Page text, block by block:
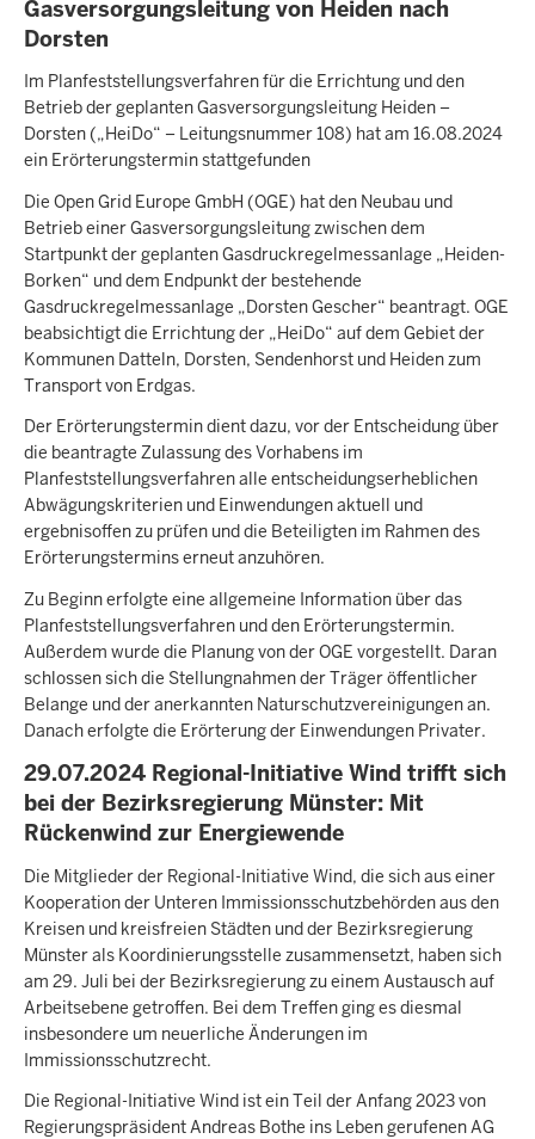
Gasversorgungsleitung von Heiden nach
Dorsten
Im Planfeststellungsverfahren für die Errichtung und den
Betrieb der geplanten Gasversorgungsleitung Heiden –
Dorsten („HeiDo“ – Leitungsnummer 108) hat am 16.08.2024
ein Erörterungstermin stattgefunden
Die Open Grid Europe GmbH (OGE) hat den Neubau und
Betrieb einer Gasversorgungsleitung zwischen dem
Startpunkt der geplanten Gasdruckregelmessanlage „Heiden-
Borken“ und dem Endpunkt der bestehende
Gasdruckregelmessanlage „Dorsten Gescher“ beantragt. OGE
beabsichtigt die Errichtung der „HeiDo“ auf dem Gebiet der
Kommunen Datteln, Dorsten, Sendenhorst und Heiden zum
Transport von Erdgas.
Der Erörterungstermin dient dazu, vor der Entscheidung über
die beantragte Zulassung des Vorhabens im
Planfeststellungsverfahren alle entscheidungserheblichen
Abwägungskriterien und Einwendungen aktuell und
ergebnisoffen zu prüfen und die Beteiligten im Rahmen des
Erörterungstermins erneut anzuhören.
Zu Beginn erfolgte eine allgemeine Information über das
Planfeststellungsverfahren und den Erörterungstermin.
Außerdem wurde die Planung von der OGE vorgestellt. Daran
schlossen sich die Stellungnahmen der Träger öffentlicher
Belange und der anerkannten Naturschutzvereinigungen an.
Danach erfolgte die Erörterung der Einwendungen Privater.
29.07.2024 Regional-Initiative Wind trifft sich
bei der Bezirksregierung Münster: Mit
Rückenwind zur Energiewende
Die Mitglieder der Regional-Initiative Wind, die sich aus einer
Kooperation der Unteren Immissionsschutzbehörden aus den
Kreisen und kreisfreien Städten und der Bezirksregierung
Münster als Koordinierungsstelle zusammensetzt, haben sich
am 29. Juli bei der Bezirksregierung zu einem Austausch auf
Arbeitsebene getroffen. Bei dem Treffen ging es diesmal
insbesondere um neuerliche Änderungen im
Immissionsschutzrecht.
Die Regional-Initiative Wind ist ein Teil der Anfang 2023 von
Regierungspräsident Andreas Bothe ins Leben gerufenen AG